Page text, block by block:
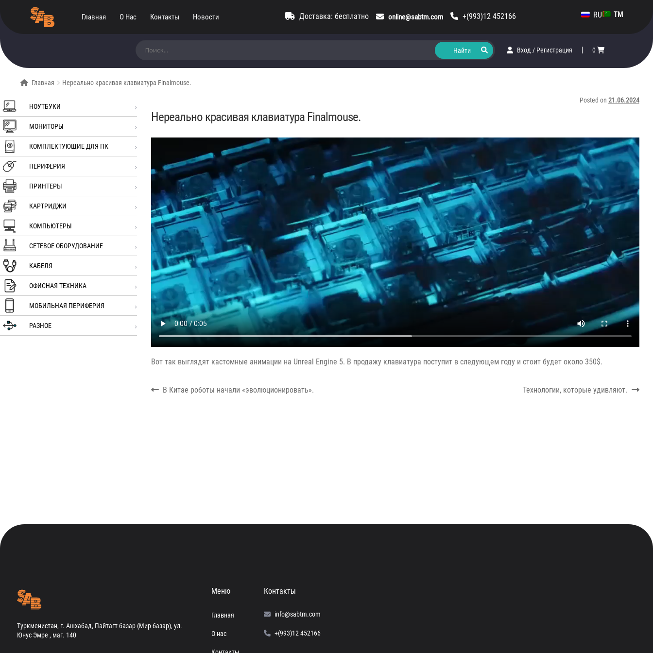
Главная О Нас Контакты Новости Доставка: бесплатно online@sabtm.com +(993)12 452166 RU TM
Вход / Регистрация 0
Главная Нереально красивая клавиатура Finalmouse.
НОУТБУКИ
МОНИТОРЫ
КОМПЛЕКТУЮЩИЕ ДЛЯ ПК
ПЕРИФЕРИЯ
ПРИНТЕРЫ
КАРТРИДЖИ
КОМПЬЮТЕРЫ
СЕТЕВОЕ ОБОРУДОВАНИЕ
КАБЕЛЯ
ОФИСНАЯ ТЕХНИКА
МОБИЛЬНАЯ ПЕРИФЕРИЯ
РАЗНОЕ
Posted on 21.06.2024
Нереально красивая клавиатура Finalmouse.
Вот так выглядят кастомные анимации на Unreal Engine 5. В продажу клавиатура поступит в следующем году и стоит будет около 350$.
Навигация
Previous
В Китае роботы начали «эволюционировать».
Next
Технологии, которые удивляют.
Туркменистан, г. Ашхабад, Пайтагт базар (Мир базар), ул.
Юнус Эмре , маг. 140
Меню
Главная
О нас
Контакты
info@sabtm.com
+(993)12 452166